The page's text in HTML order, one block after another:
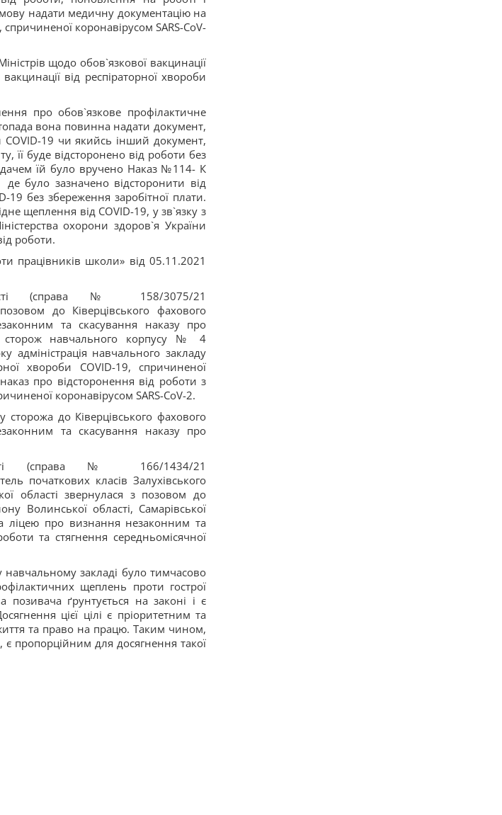
надати медичну документацію на
коронавірусом SARS-CoV-
щодо обов`язкової вакцинації
від респіраторної хвороби
про обов`язкове профілактичне
вона повинна надати документ,
СОVID-19 чи якийсь інший документ,
її буде відсторонено від роботи без
їй було вручено Наказ №114- К
було зазначено відсторонити від
без збереження заробітної плати.
щеплення від СОVID-19, у зв`язку з
охорони здоров`я України
роботи.
працівників школи» від 05.11.2021
(справа № 158/3075/21
до Ківерцівського фахового
та скасування наказу про
сторож навчального корпусу № 4
адміністрація навчального закладу
хвороби COVID-19, спричиненої
про відсторонення від роботи з
коронавірусом SARS-CoV-2.
до Ківерцівського фахового
та скасування наказу про
(справа № 166/1434/21
початкових класів Залухівського
області звернулася з позовом до
Волинської області, Самарівської
ліцею про визнання незаконним та
та стягнення середньомісячної
закладі було тимчасово
щеплень проти гострої
позивача ґрунтується на законі і є
цієї цілі є пріоритетним та
та право на працю. Таким чином,
є пропорційним для досягнення такої